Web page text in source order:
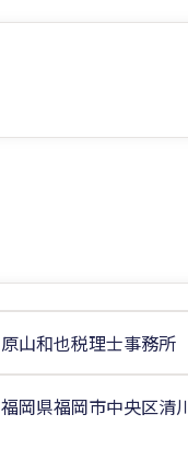
原山和也税理士事務所
福岡県福岡市中央区清